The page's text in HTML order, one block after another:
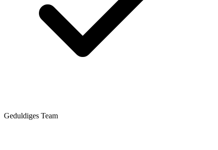
Geduldiges Team